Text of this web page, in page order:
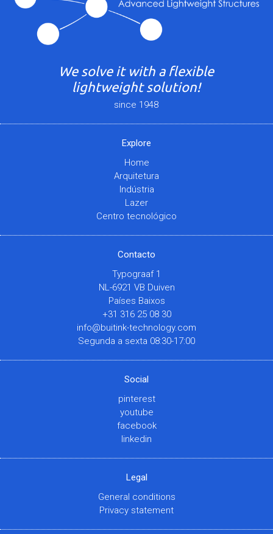
We solve it with a flexible
lightweight solution!
since 1948
Explore
Home
Arquitetura
Indústria
Lazer
Centro tecnológico
Contacto
Typograaf 1
NL-6921 VB Duiven
Países Baixos
+31 316 25 08 30
info@buitink-technology.com
Segunda a sexta 08:30-17:00
Social
pinterest
youtube
facebook
linkedin
Legal
General conditions
Privacy statement